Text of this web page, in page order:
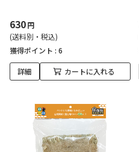
630円
(送料別・税込)
獲得ポイント : 6
詳細 カートに入れる